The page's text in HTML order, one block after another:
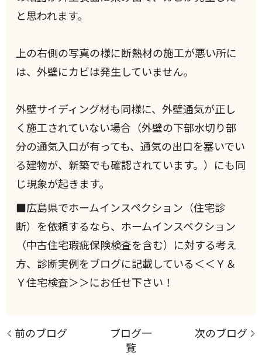
と思われます。
上の右側の写真の様に断熱材の施工が悪い所に
は、外壁にカビは発生していません。
外壁サイディング材も同様に、外壁通気が正し
く施工されていない場合（外壁の下部水切り部
分の通気入口が有っても、通気の出口を塞いでい
る建物が、新築でも確認されています。）にも同
じ現象が起きます。
■広島県でホームインスペクション（住宅診
断）を依頼するなら、ホームインスペクション
（中古住宅瑕疵保険検査を含む）に対する考え
方、診断実例をブログに記載している＜＜Ｙ＆
Ｙ住宅検査＞＞にお任せ下さい！
前のブログ
ブログ一
覧
次のブログ